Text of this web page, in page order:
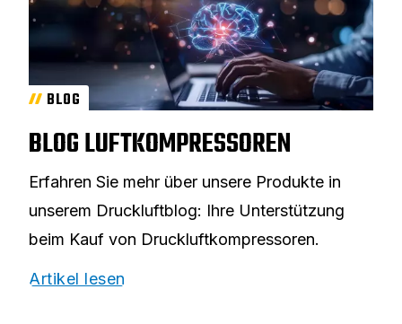
BLOG
BLOG LUFTKOMPRESSOREN
Erfahren Sie mehr über unsere Produkte in
unserem Druckluftblog: Ihre Unterstützung
beim Kauf von Druckluftkompressoren.
Artikel lesen